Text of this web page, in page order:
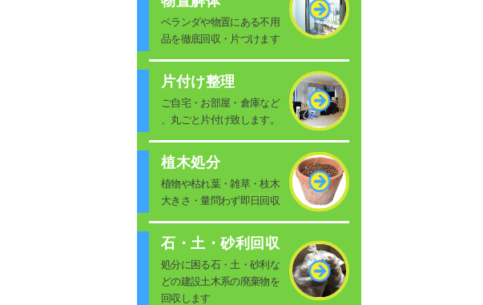
ベランダや物置にある不用
品を徹底回収・片づけます
片付け整理
ご自宅・お部屋・倉庫など
、丸ごと片付け致します。
植木処分
植物や枯れ葉・雑草・枝木
大きさ・量問わず即日回収
石・土・砂利回収
処分に困る石・土・砂利な
どの建設土木系の廃棄物を
回収します